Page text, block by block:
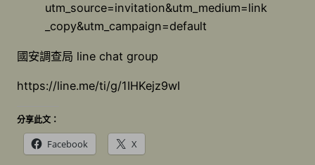
utm_source=invitation&utm_medium=link
_copy&utm_campaign=default
國安調查局 line chat group
https://line.me/ti/g/1IHKejz9wI
分享此文：
Facebook X